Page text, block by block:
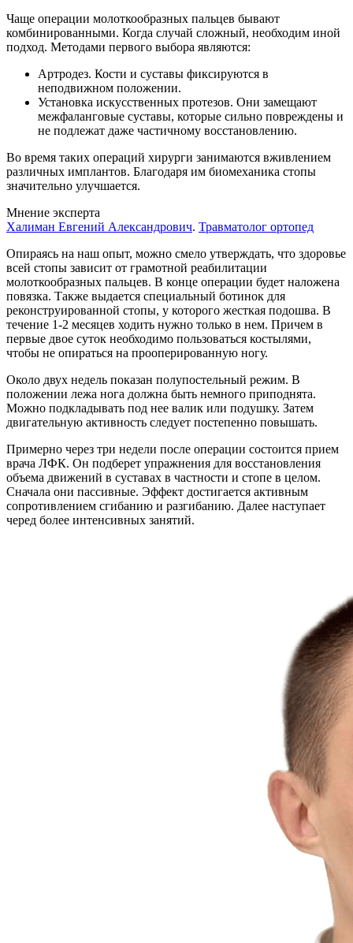
Чаще операции молоткообразных пальцев бывают
комбинированными. Когда случай сложный, необходим иной
подход. Методами первого выбора являются:
Артродез. Кости и суставы фиксируются в
неподвижном положении.
Установка искусственных протезов. Они замещают
межфаланговые суставы, которые сильно повреждены и
не подлежат даже частичному восстановлению.
Во время таких операций хирурги занимаются вживлением
различных имплантов. Благодаря им биомеханика стопы
значительно улучшается.
Мнение эксперта
Халиман Евгений Александрович. Травматолог ортопед
Опираясь на наш опыт, можно смело утверждать, что здоровье
всей стопы зависит от грамотной реабилитации
молоткообразных пальцев. В конце операции будет наложена
повязка. Также выдается специальный ботинок для
реконструированной стопы, у которого жесткая подошва. В
течение 1-2 месяцев ходить нужно только в нем. Причем в
первые двое суток необходимо пользоваться костылями,
чтобы не опираться на прооперированную ногу.
Около двух недель показан полупостельный режим. В
положении лежа нога должна быть немного приподнята.
Можно подкладывать под нее валик или подушку. Затем
двигательную активность следует постепенно повышать.
Примерно через три недели после операции состоится прием
врача ЛФК. Он подберет упражнения для восстановления
объема движений в суставах в частности и стопе в целом.
Сначала они пассивные. Эффект достигается активным
сопротивлением сгибанию и разгибанию. Далее наступает
черед более интенсивных занятий.